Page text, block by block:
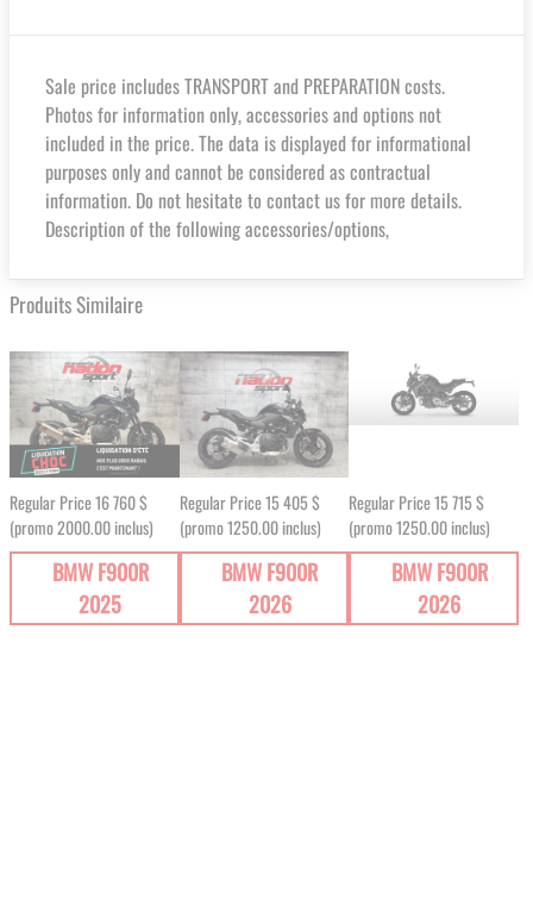
Sale price includes TRANSPORT and PREPARATION costs.
Photos for information only, accessories and options not
included in the price. The data is displayed for informational
purposes only and cannot be considered as contractual
information. Do not hesitate to contact us for more details.
Description of the following accessories/options,
Produits Similaire
Regular Price16 760 $
(promo 2000.00 inclus)
BMW F900R
2025
Regular Price15 405 $
(promo 1250.00 inclus)
BMW F900R
2026
Regular Price15 715 $
(promo 1250.00 inclus)
BMW F900R
2026